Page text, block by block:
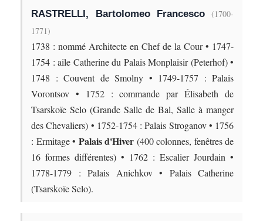
RASTRELLI, Bartolomeo Francesco (1700-
1771)
1738 : nommé Architecte en Chef de la Cour • 1747-
1754 : aile Catherine du Palais Monplaisir (Peterhof) •
1748 : Couvent de Smolny • 1749-1757 : Palais
Vorontsov • 1752 : commande par Élisabeth de
Tsarskoïe Selo (Grande Salle de Bal, Salle à manger
des Chevaliers) • 1752-1754 : Palais Stroganov • 1756
: Ermitage • Palais d'Hiver (400 colonnes, fenêtres de
16 formes différentes) • 1762 : Escalier Jourdain •
1778-1779 : Palais Anichkov • Palais Catherine
(Tsarskoïe Selo).